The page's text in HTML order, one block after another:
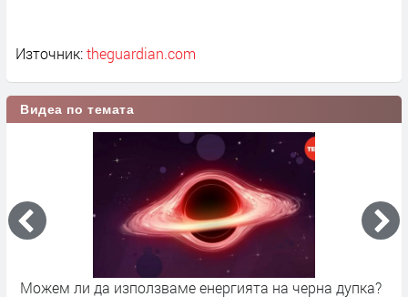
Източник:theguardian.com
Видеа по темата
Можем ли да използваме енергията на черна дупка?